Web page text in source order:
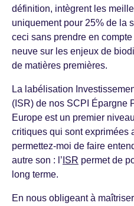
définition, intègrent les
uniquement pour 25% de la
ceci sans prendre en
neuve sur les enjeux de
de matières premières.
La labélisation
(ISR) de nos SCPI Épargne
Europe est un premier
critiques qui sont exprimées
permettez-moi de faire
autre son : l’ ISR permet de
long terme.
En nous obligeant à